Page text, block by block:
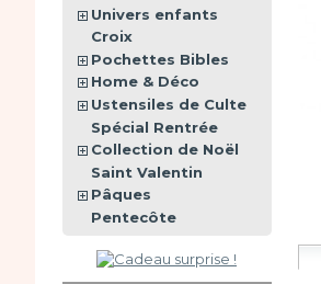
Univers enfants
Croix
Pochettes Bibles
Home & Déco
Ustensiles de Culte
Spécial Rentrée
Collection de Noël
Saint Valentin
Pâques
Pentecôte